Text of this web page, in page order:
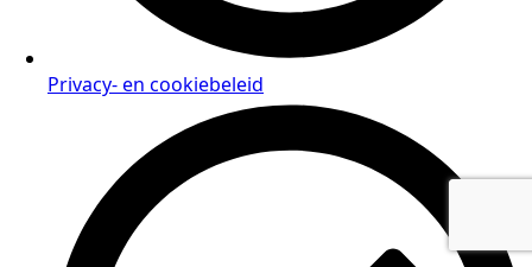
Privacy- en cookiebeleid